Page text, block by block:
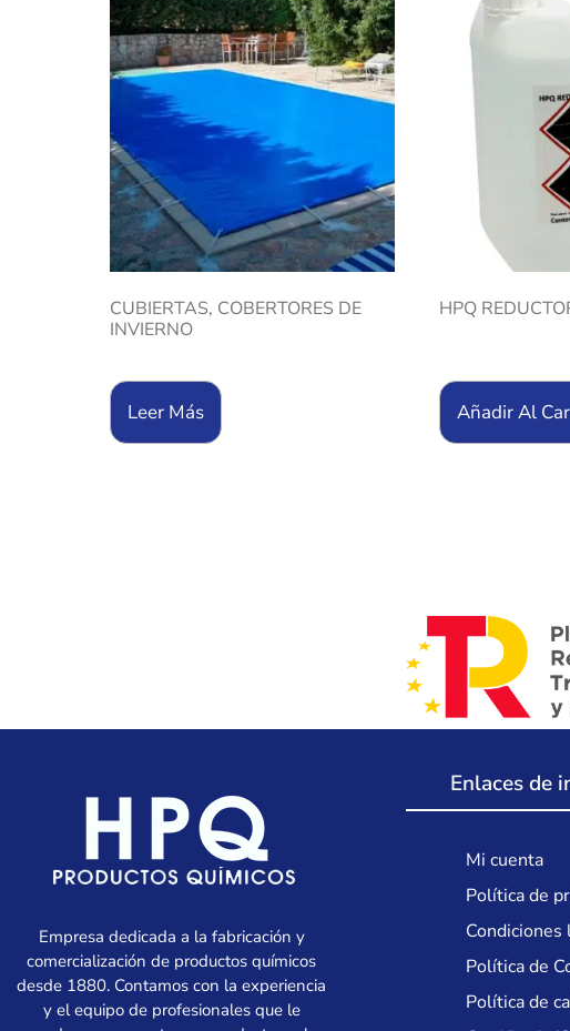
CUBIERTAS, COBERTORES DE
INVIERNO
Leer Más
HPQ
Añadir Al
Empresa dedicada a la fabricación y
comercialización de productos químicos
desde 1880. Contamos con la experiencia
y el equipo de profesionales que le
Enlaces de
Mi cuenta
Política de
Condiciones
Política de
Política de